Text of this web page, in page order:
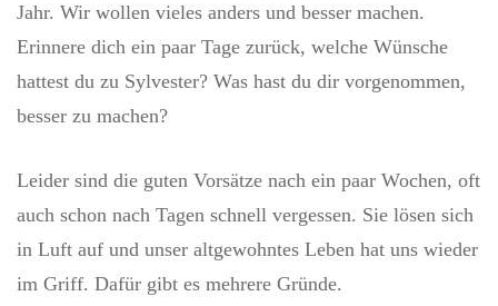
Jahr. Wir wollen vieles anders und besser machen.
Erinnere dich ein paar Tage zurück, welche Wünsche
hattest du zu Sylvester? Was hast du dir vorgenommen,
besser zu machen?
Leider sind die guten Vorsätze nach ein paar Wochen, oft
auch schon nach Tagen schnell vergessen. Sie lösen sich
in Luft auf und unser altgewohntes Leben hat uns wieder
im Griff. Dafür gibt es mehrere Gründe.